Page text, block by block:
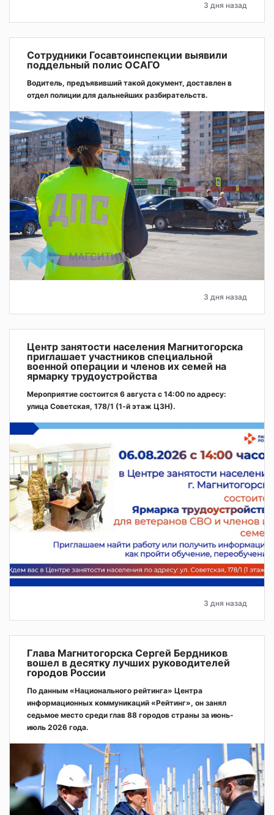
3 дня назад
Сотрудники Госавтоинспекции выявили
поддельный полис ОСАГО
Водитель, предъявивший такой документ, доставлен в
отдел полиции для дальнейших разбирательств.
3 дня назад
Центр занятости населения Магнитогорска
приглашает участников специальной
военной операции и членов их семей на
ярмарку трудоустройства
Мероприятие состоится 6 августа с 14:00 по адресу:
улица Советская, 178/1 (1‑й этаж ЦЗН).
3 дня назад
Глава Магнитогорска Сергей Бердников
вошел в десятку лучших руководителей
городов России
По данным «Национального рейтинга» Центра
информационных коммуникаций «Рейтинг», он занял
седьмое место среди глав 88 городов страны за июнь-
июль 2026 года.